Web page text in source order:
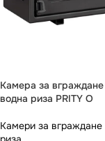
Камера за вграждане
водна риза PRITY O
Камери за вграждане